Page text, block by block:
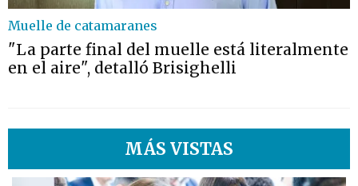
Muelle de catamaranes
"La parte final del muelle está literalmente
en el aire", detalló Brisighelli
MÁS VISTAS